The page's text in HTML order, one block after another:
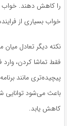
را کاهش دهند. خواب
خواب بسیاری از
نکته دیگر تعادل
فقط تماشا کردن، وارد
پیچیده‌تری مانند
باعث می‌شود توانایی
کاهش یابد.